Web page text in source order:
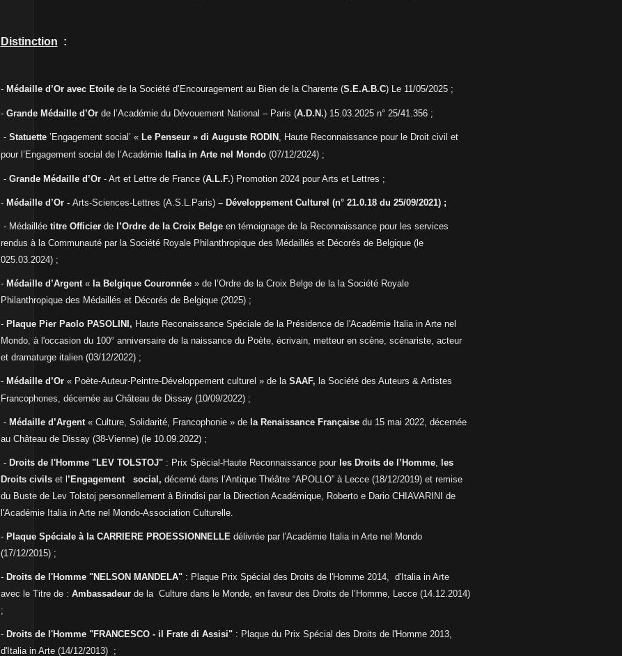
Distinction :
- Médaille d’Or avec Etoile de la Société d’Encouragement au Bien de la Charente (S.E.A.B.C) L e 11/05/2025 ;
- Grande Médaille d’Orde l’Académie du Dévouement National – Paris (A.D.N.) 15.03.2025 n° 25/41.356 ;
- Statuette ’Engagement social’ « Le Penseur » di Auguste RODIN, Haute Reconnaissance pour le Droit civil et
pour l’Engagement social de l’Académie Italia in Arte nel Mondo (07/12/2024) ;
- Grande Médaille d’Or- Art et Lettre de France (A.L.F.) Promotion 2024 pour Arts et Lettres ;
- Médaille d’Or- Arts-Sciences-Lettres (A.S.L.Paris)– Développement Culturel (n° 21.0.18 du 25/09/2021) ;
- Médailléetitre Officierde l’Ordre de la Croix Belgeen témoignage de la Reconnaissance pour les services
rendus à la Communauté par la Société Royale Philanthropique des Médaillés et Décorés de Belgique (le
025.03.2024) ;
- Médaille d’Argent« la Belgique Couronnée » de l’Ordre de la Croix Belge de la la Société Royale
Philanthropique des Médaillés et Décorés de Belgique (2025) ;
- Plaque Pier Paolo PASOLINI, Haute Reconaissance Spéciale de la Présidence de l'Académie Italia in Arte nel
Mondo, à l'occasion du 100° anniversaire de la naissance du Poète, écrivain, metteur en scène, scénariste, acteur
et dramaturge italien (03/12/2022) ;
- Médaille d’Or« Poète-Auteur-Peintre-Développement culturel » de la SAAF, la Société des Auteurs & Artistes
Francophones, décernée au Château de Dissay (10/09/2022) ;
- Médaille d’Argent« Culture, Solidarité, Francophonie » de la Renaissance Françaisedu 15 mai 2022, décernée
au Château de Dissay (38-Vienne) (le 10.09.2022) ;
- Droits de l'Homme "LEV TOLSTOJ" : Prix Spécial-Haute Reconnaissance pour les Droits de l’Homme, les
Droits civilset l’Engagement social, décerné dans l’Antique Théâtre “APOLLO” à Lecce (18/12/2019) et remise
du Buste de Lev Tolstoj personnellement à Brindisi par la Direction Académique, Roberto e Dario CHIAVARINI de
l'Académie Italia in Arte nel Mondo-Association Culturelle.
- Plaque Spéciale à la CARRIERE PROESSIONNELLE délivrée par l'Académie Italia in Arte nel Mondo
(17/12/2015) ;
- Droits de l'Homme "NELSON MANDELA" : Plaque Prix Spécial des Droits de l'Homme 2014,
d'Italia in Arte
avec le Titre de : Ambassadeur de la Culture dans le Monde, en faveur des Droits de l’Homme, Lecce (14.12.2014)
;
- Droits de l'Homme "FRANCESCO - il Frate di Assisi" : Plaque du Prix Spécial des Droits de l'Homme 2013,
d'Italia in Arte (14/12/2013) ;